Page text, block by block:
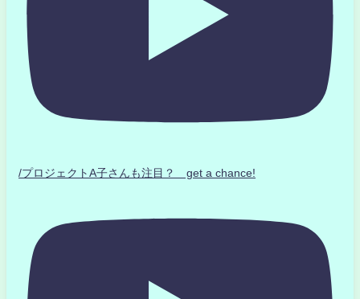
/プロジェクトA子さんも注目？ get a chance!